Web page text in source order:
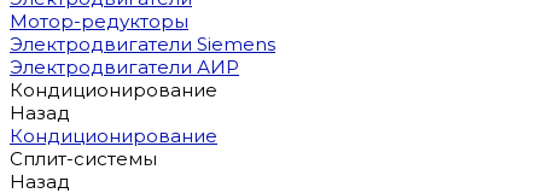
Мотор-редукторы
Электродвигатели Siemens
Электродвигатели АИР
Кондиционирование
Назад
Кондиционирование
Сплит-системы
Назад